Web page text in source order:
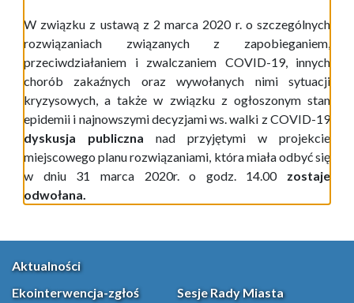
W związku z ustawą z 2 marca 2020 r. o szczególnych
rozwiązaniach związanych z zapobieganiem,
przeciwdziałaniem i zwalczaniem COVID-19, innych
chorób zakaźnych oraz wywołanych nimi sytuacji
kryzysowych, a także w związku z ogłoszonym stan
epidemii i najnowszymi decyzjami ws. walki z COVID-19
dyskusja publiczna nad przyjętymi w projekcie
miejscowego planu rozwiązaniami, która miała odbyć się
w dniu 31 marca 2020r. o godz. 14.00
zostaje
odwołana.
Aktualności
Ekointerwencja-zgłoś
Sesje Rady Miasta